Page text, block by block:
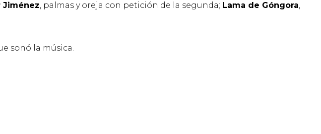
Jiménez, palmas y oreja con petición de la segunda; Lama de Góngora,
sonó la música.